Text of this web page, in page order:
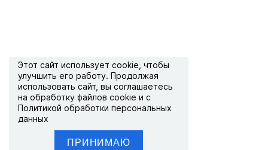
Этот сайт использует cookie , чтобы
улучшить его работу. Продолжая
использовать сайт, вы соглашаетесь
на обработку файлов cookie и с
Политикой обработки персональных
данных